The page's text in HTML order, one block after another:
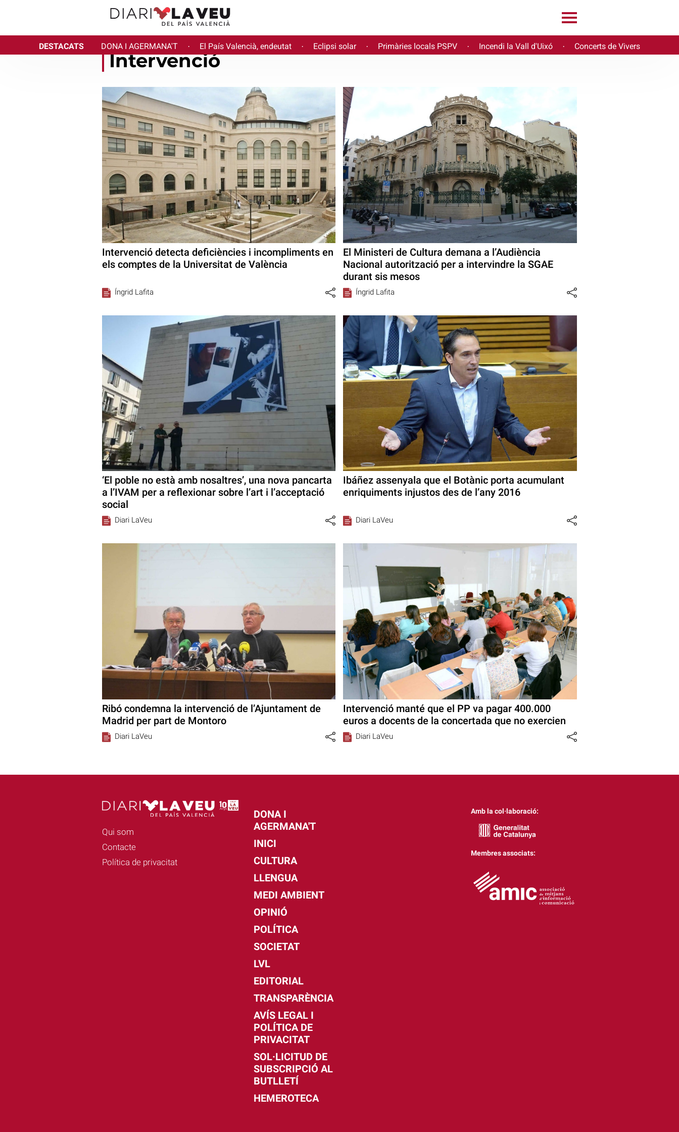
DESTACATS DONA I AGERMANA'T · El País Valencià, endeutat · Eclipsi solar · Primàries locals PSPV · Incendi la Vall d'Uixó · Concerts de Vivers
Intervenció
Intervenció detecta deficiències i incompliments en
els comptes de la Universitat de València
Íngrid Lafita
El Ministeri de Cultura demana a l’Audiència
Nacional autorització per a intervindre la SGAE
durant sis mesos
Íngrid Lafita
‘El poble no està amb nosaltres’, una nova pancarta
a l’IVAM per a reflexionar sobre l’art i l’acceptació
social
Diari LaVeu
Ibáñez assenyala que el Botànic porta acumulant
enriquiments injustos des de l’any 2016
Diari LaVeu
Ribó condemna la intervenció de l’Ajuntament de
Madrid per part de Montoro
Diari LaVeu
Intervenció manté que el PP va pagar 400.000
euros a docents de la concertada que no exercien
Diari LaVeu
Qui som
Contacte
Política de privacitat
DONA I
AGERMANA'T
INICI
CULTURA
LLENGUA
MEDI AMBIENT
OPINIÓ
POLÍTICA
SOCIETAT
LVL
EDITORIAL
TRANSPARÈNCIA
AVÍS LEGAL I
POLÍTICA DE
PRIVACITAT
SOL·LICITUD DE
SUBSCRIPCIÓ AL
BUTLLETÍ
HEMEROTECA
Amb la col·laboració:
Membres associats: